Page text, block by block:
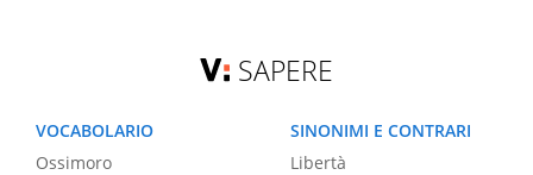
SAPERE
VOCABOLARIO
Ossimoro
SINONIMI E CONTRARI
Libertà